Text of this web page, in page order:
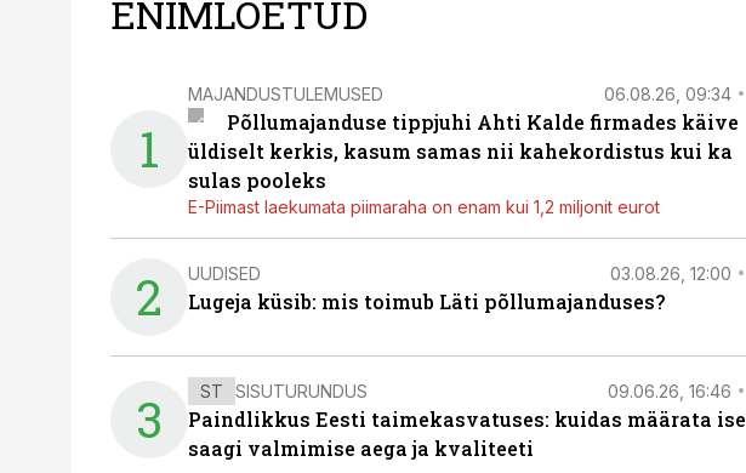
ENIMLOETUD
1
MAJANDUSTULEMUSED 06.08.26, 09:34
Põllumajanduse tippjuhi Ahti Kalde firmades käive
üldiselt kerkis, kasum samas nii kahekordistus kui ka
sulas pooleks
E-Piimast laekumata piimaraha on enam kui 1,2 miljonit eurot
2 UUDISED 03.08.26, 12:00
Lugeja küsib: mis toimub Läti põllumajanduses?
3 ST SISUTURUNDUS 09.06.26, 16:46
Paindlikkus Eesti taimekasvatuses: kuidas määrata ise
saagi valmimise aega ja kvaliteeti